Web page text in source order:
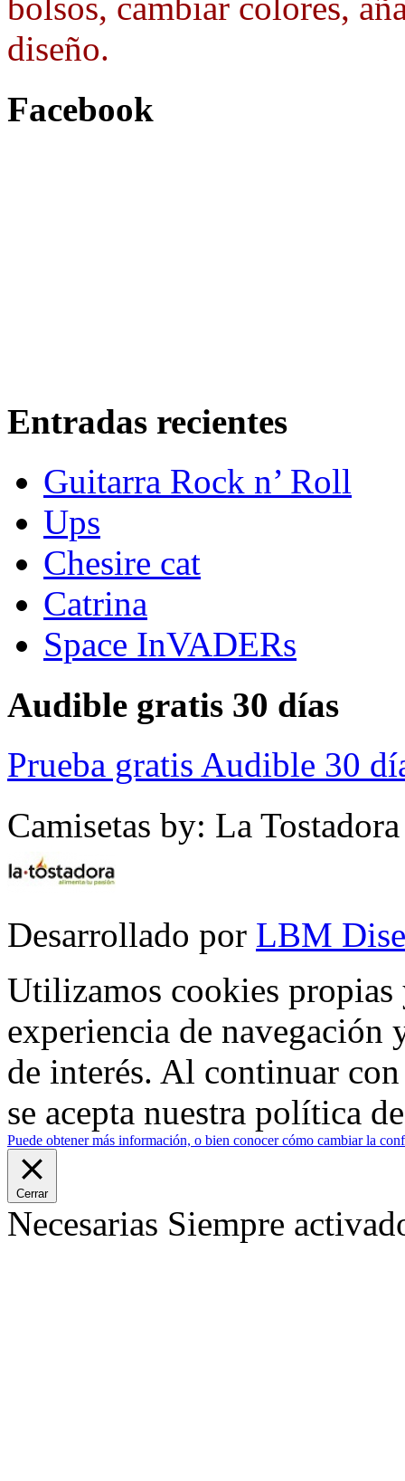
bolsos, cambiar colores,
diseño.
Facebook
Entradas recientes
Guitarra Rock n’ Roll
Ups
Chesire cat
Catrina
Space InVADERs
Audible gratis 30 días
Prueba gratis Audible 30
Camisetas by: La Tostadora
Desarrollado por LBM
Utilizamos cookies propias
experiencia de
de interés. Al continuar
se acepta nuestra política
Puede obtener más información, o bien conocer cómo cambiar la
Cerrar
Necesarias Siempre